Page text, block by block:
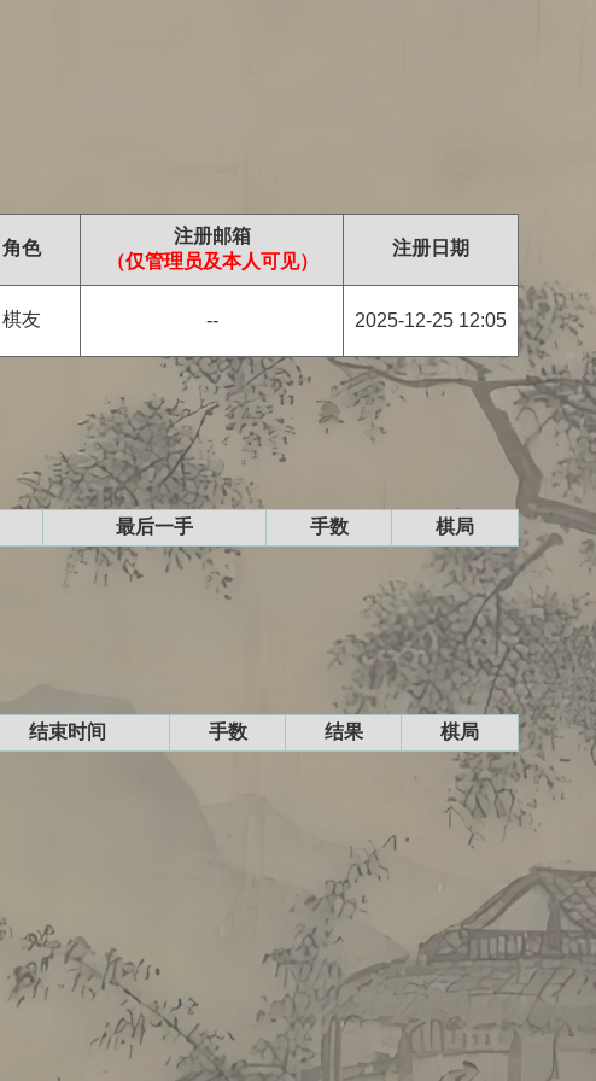
角色
注册邮箱
（仅管理员及本人可见）
注册日期
棋友 -- 2025-12-25 12:05
最后一手 手数 棋局
结束时间 手数 结果 棋局